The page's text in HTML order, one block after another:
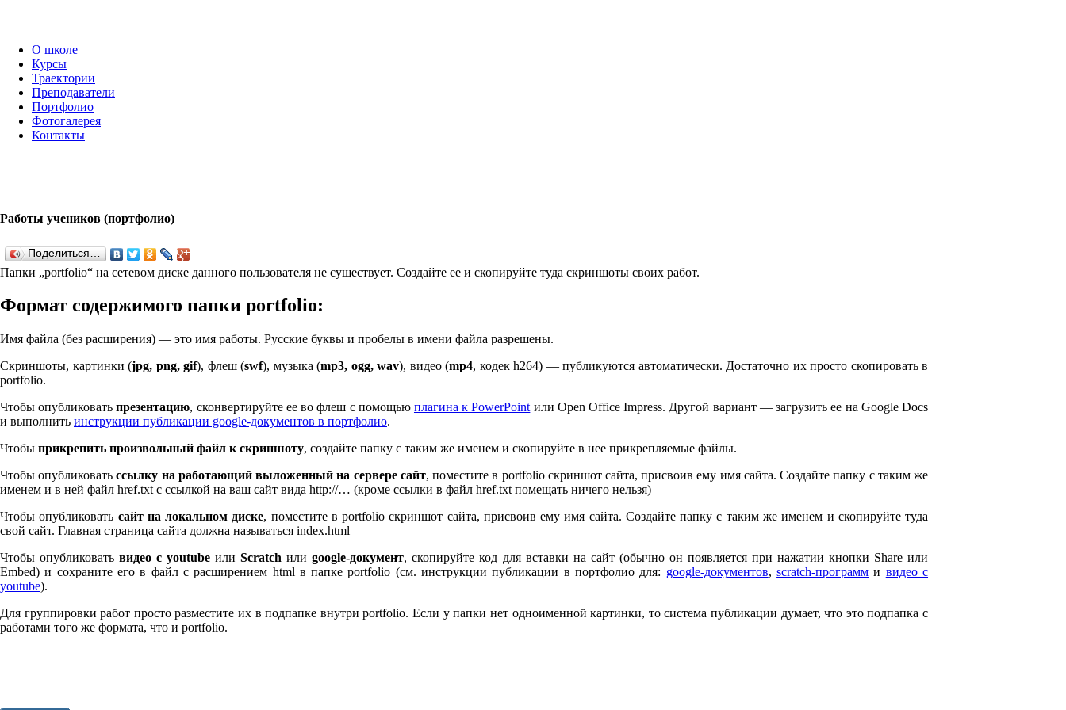
О школе
Курсы
Траектории
Преподаватели
Портфолио
Фотогалерея
Контакты
Работы учеников (портфолио)
Поделиться…
Папки „port­fo­lio“ на сетевом диске данного пользователя не существует. Создайте ее и скопируйте туда скриншоты своих работ.
Формат содержимого папки port­fo­lio:
Имя файла (без расширения) — это имя работы. Русские буквы и пробелы в имени файла разрешены.
Скриншоты, картинки (jpg, png, gif), флеш (swf), музыка (mp3, ogg, wav), видео (mp4, кодек h264) — публикуются автоматически. Достаточно их просто скопировать в
port­fo­lio.
Чтобы опубликоватьпрезентацию, сконвертируйте ее во флеш с помощью плагина к Pow­er­Point или Open Office Impress. Другой вариант — загрузить ее на Google Docs
и выполнить инструкции публикации google-документов в портфолио.
Чтобы прикрепить произвольный файл к скриншоту, создайте папку с таким же именем и скопируйте в нее прикрепляемые файлы.
Чтобы опубликоватьссылку на работающий выложенный на сервере сайт, поместите в port­fo­lio скриншот сайта, присвоив ему имя сайта. Создайте папку с таким же
именем и в ней файл href.txt с ссылкой на ваш сайт вида http://… (кроме ссылки в файл href.txt помещать ничего нельзя)
Чтобы опубликовать сайт на локальном диске, поместите в port­fo­lio скриншот сайта, присвоив ему имя сайта. Создайте папку с таким же именем и скопируйте туда
свой сайт. Главная страница сайта должна называться index.html
Чтобы опубликоватьвидео с youtube илиScratch илиgoogle-документ, скопируйте код для вставки на сайт (обычно он появляется при нажатии кнопки Share или
Embed) и сохраните его в файл с расширением html в папке port­fo­lio (см. инструкции публикации в портфолио для: google-документов,scratch-программ и видео с
youtube).
Для группировки работ просто разместите их в подпапке внутри port­fo­lio. Если у папки нет одноименной картинки, то система публикации думает, что это подпапка с
работами того же формата, что и port­fo­lio.